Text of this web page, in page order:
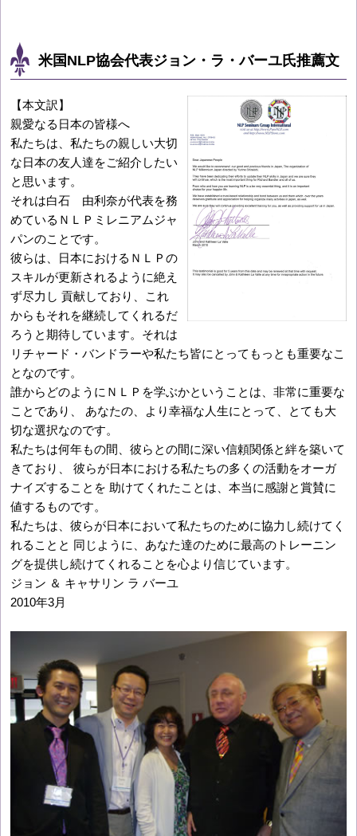
米国NLP協会代表ジョン・ラ・バーユ氏推薦文
【本文訳】
親愛なる日本の皆様へ
私たちは、私たちの親しい大切
な日本の友人達をご紹介したい
と思います。
それは白石 由利奈が代表を務
めているＮＬＰミレニアムジャ
パンのことです。
彼らは、日本におけるＮＬＰの
スキルが更新されるように絶え
ず尽力し 貢献しており、これ
からもそれを継続してくれるだ
ろうと期待しています。それは
リチャード・バンドラーや私たち皆にとってもっとも重要なこ
となのです。
誰からどのようにＮＬＰを学ぶかということは、非常に重要な
ことであり、 あなたの、より幸福な人生にとって、とても大
切な選択なのです。
私たちは何年もの間、彼らとの間に深い信頼関係と絆を築いて
きており、 彼らが日本における私たちの多くの活動をオーガ
ナイズすることを 助けてくれたことは、本当に感謝と賞賛に
値するものです。
私たちは、彼らが日本において私たちのために協力し続けてく
れることと 同じように、あなた達のために最高のトレーニン
グを提供し続けてくれることを心より信じています。
ジョン ＆ キャサリン ラ バーユ
2010年3月